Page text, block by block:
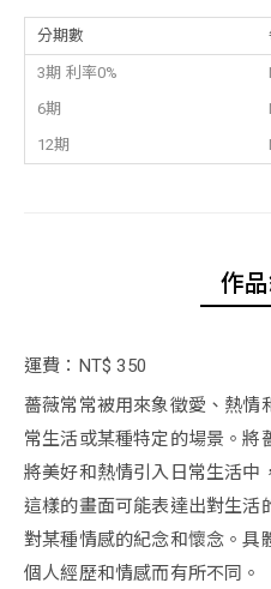
分期數
3期 利率0%
6期
12期
作
運費：NT$ 350
薔薇常常被用來象徵愛、熱情
常生活或某種特定的場景。將
將美好和熱情引入日常生活中
這樣的畫面可能表達出對生活
對某種情感的紀念和懷念。具
個人經歷和情感而有所不同。